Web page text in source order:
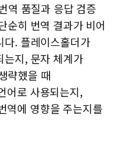
역 품질과 응답 검증
순히 번역 결과가 비어
다. 플레이스홀더가
는지, 문자 체계가
략했을 때
로 사용되는지,
에 영향을 주는지를